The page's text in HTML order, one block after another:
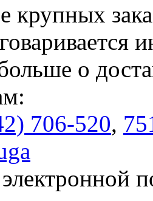
крупных
о
706-520,